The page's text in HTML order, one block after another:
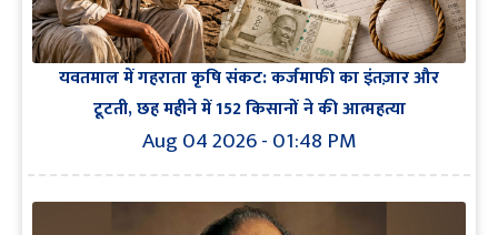
यवतमाल में गहराता कृषि संकट: कर्जमाफी का इंतज़ार और
टूटती, छह महीने में 152 किसानों ने की आत्महत्या
Aug 04 2026 - 01:48 PM